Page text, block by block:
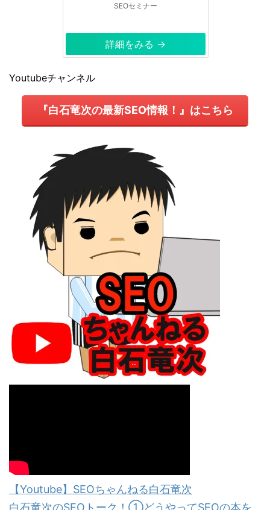
SEOセミナー
詳細をみる →
Youtubeチャンネル
『白石竜次の最新SEO情報！』はこちら
【Youtube】SEOちゃんねる白石竜次
白石竜次のSEOトーク！①どうやってSEOの本を